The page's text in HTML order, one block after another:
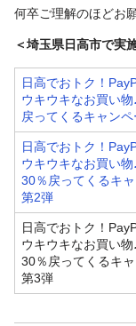
何卒ご理解のほどお
＜埼玉県日高市で実
日高でおトク！
ウキウキなお買い物
戻ってくるキャンペ
日高でおトク！
ウキウキなお買い物
30％戻ってくるキ
第2弾
日高でおトク！
ウキウキなお買い物
30％戻ってくるキ
第3弾